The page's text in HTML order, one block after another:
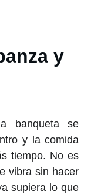
y
banqueta se
y la comida
tiempo. No es
vibra sin hacer
supiera lo que